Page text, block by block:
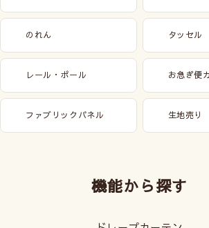
のれん タッセル
レール・ポール お急ぎ便
ファブリックパネル 生地売り
機能から探す